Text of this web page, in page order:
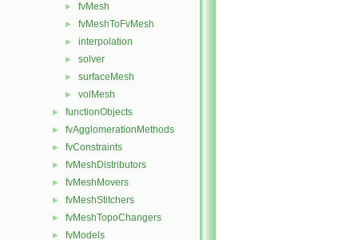
► fvMesh
► fvMeshToFvMesh
► interpolation
► solver
► surfaceMesh
► volMesh
► functionObjects
► fvAgglomerationMethods
► fvConstraints
► fvMeshDistributors
► fvMeshMovers
► fvMeshStitchers
► fvMeshTopoChangers
► fvModels